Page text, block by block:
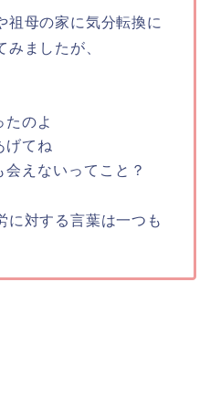
祖母の家に気分転換に
ましたが、
たのよ
げてね
えないってこと？
に対する言葉は一つも